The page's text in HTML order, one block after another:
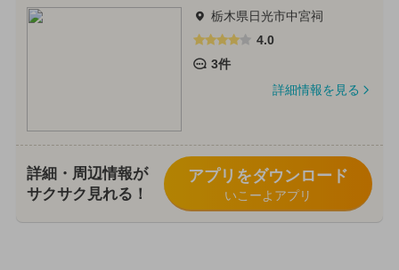
栃木県日光市中宮祠
4.0
3件
詳細情報を見る
詳細・周辺情報が
サクサク見れる！
アプリをダウンロード
いこーよアプリ